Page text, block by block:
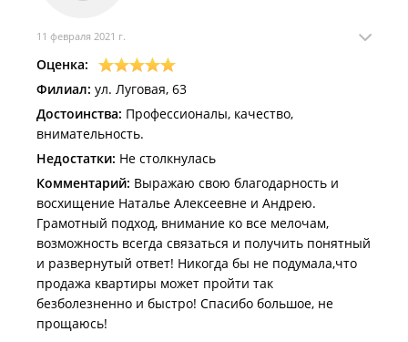
11 февраля 2021 г.
Оценка:
Филиал: ул. Луговая, 63
Достоинства: Профессионалы, качество,
внимательность.
Недостатки: Не столкнулась
Комментарий: Выражаю свою благодарность и
восхищение Наталье Алексеевне и Андрею.
Грамотный подход, внимание ко все мелочам,
возможность всегда связаться и получить понятный
и развернутый ответ! Никогда бы не подумала,что
продажа квартиры может пройти так
безболезненно и быстро! Спасибо большое, не
прощаюсь!